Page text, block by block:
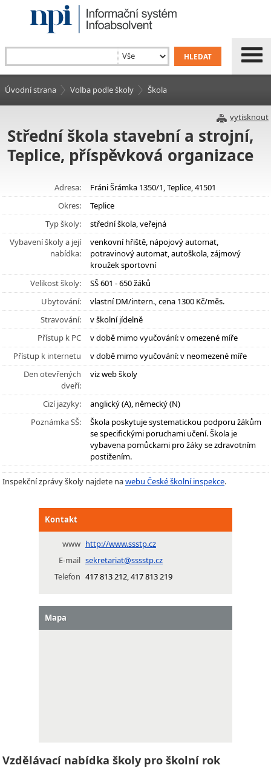
Úvodní strana Volba podle školy Škola
vytisknout
Střední škola stavební a strojní,
Teplice, příspěvková organizace
Adresa:
Fráni Šrámka 1350/1, Teplice, 41501
Okres:
Teplice
Typ školy:
střední škola, veřejná
Vybavení školy a její
nabídka:
venkovní hřiště, nápojový automat,
potravinový automat, autoškola, zájmový
kroužek sportovní
Velikost školy:
SŠ 601 - 650 žáků
Ubytování:
vlastní DM/intern., cena 1300 Kč/měs.
Stravování:
v školní jídelně
Přístup k PC
v době mimo vyučování: v omezené míře
Přístup k internetu
v době mimo vyučování: v neomezené míře
Den otevřených
dveří:
viz web školy
Cizí jazyky:
anglický (A), německý (N)
Poznámka SŠ:
Škola poskytuje systematickou podporu žákům
se specifickými poruchami učení. Škola je
vybavena pomůckami pro žáky se zdravotním
postižením.
Inspekční zprávy školy najdete nawebu České školní inspekce.
Kontakt
www http://www.ssstp.cz
E-mail sekretariat@sssstp.cz
Telefon 417 813 212, 417 813 219
Mapa
Vzdělávací nabídka školy pro školní rok